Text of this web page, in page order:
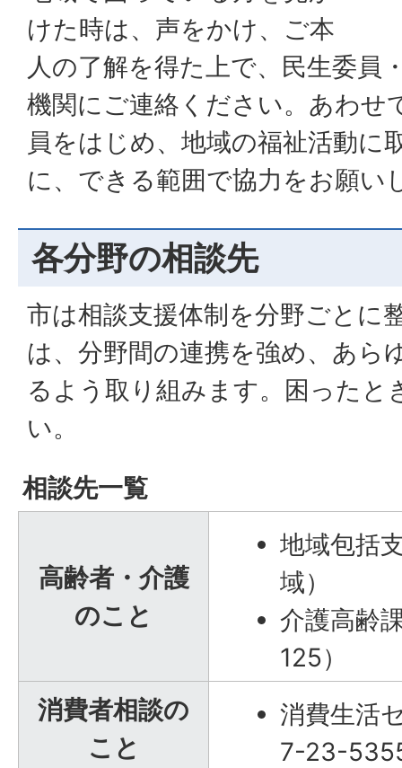
けた時は、声をかけ、ご本
人の了解を得た上で、民生委員
機関にご連絡ください。あわせ
員をはじめ、地域の福祉活動に
に、できる範囲で協力をお願い
各分野の相談先
市は相談支援体制を分野ごとに
は、分野間の連携を強め、あら
るよう取り組みます。困ったと
い。
相談先一覧
高齢者・介護
のこと
地域包括
域）
介護高齢
125）
消費者相談の
こと
消費生活
7-23-